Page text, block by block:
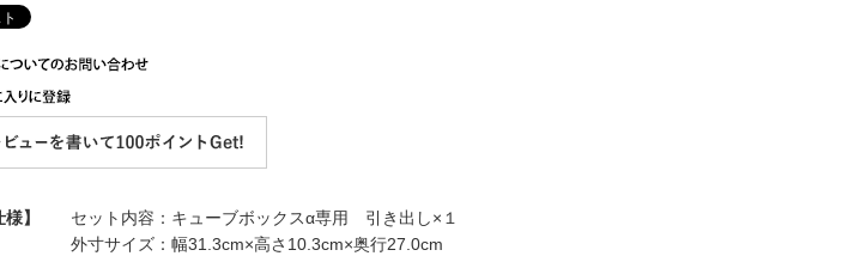
】
セット内容：キューブボックスα専用 引き出し×１
外寸サイズ：幅31.3cm×高さ10.3cm×奥行27.0cm